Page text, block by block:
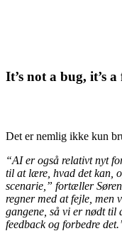
It’s not a bug, it’s a
Det er nemlig ikke kun
“AI er også relativt nyt
til at lære, hvad det kan,
scenarie,” fortæller
regner med at fejle, men
gangene, så vi er nødt til
feedback og forbedre